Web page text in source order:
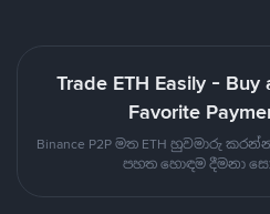
Trade ETH Easily - Buy
Favorite
Binance P2P මත ETH හුවමාරු
පහත හොඳම දීමනා